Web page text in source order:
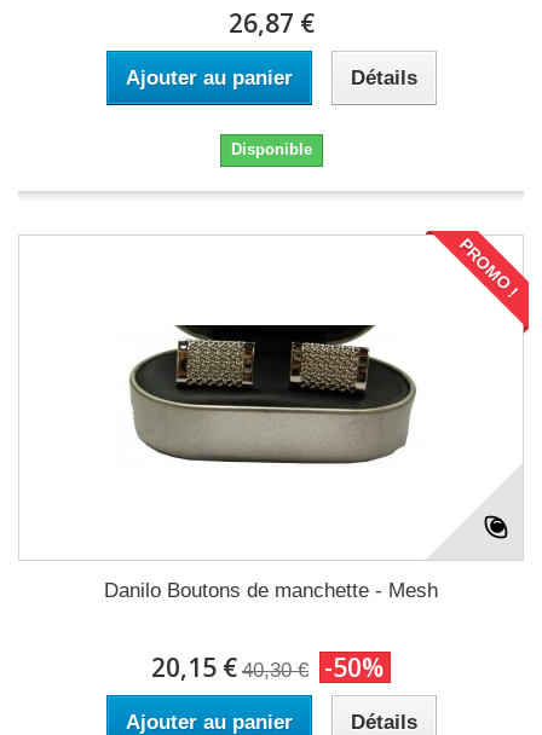
26,87 €
Ajouter au panier Détails
Disponible
PROMO !
Danilo Boutons de manchette - Mesh
20,15 € 40,30 € -50%
Ajouter au panier Détails